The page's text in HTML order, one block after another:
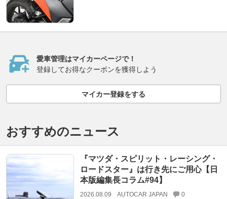
愛車管理はマイカーページで！
登録してお得なクーポンを獲得しよう
マイカー登録をする
おすすめのニュース
『マツダ・スピリット・レーシング・
ロードスター』は行き先にご用心【日
本版編集長コラム#94】
2026.08.09 AUTOCAR JAPAN 0